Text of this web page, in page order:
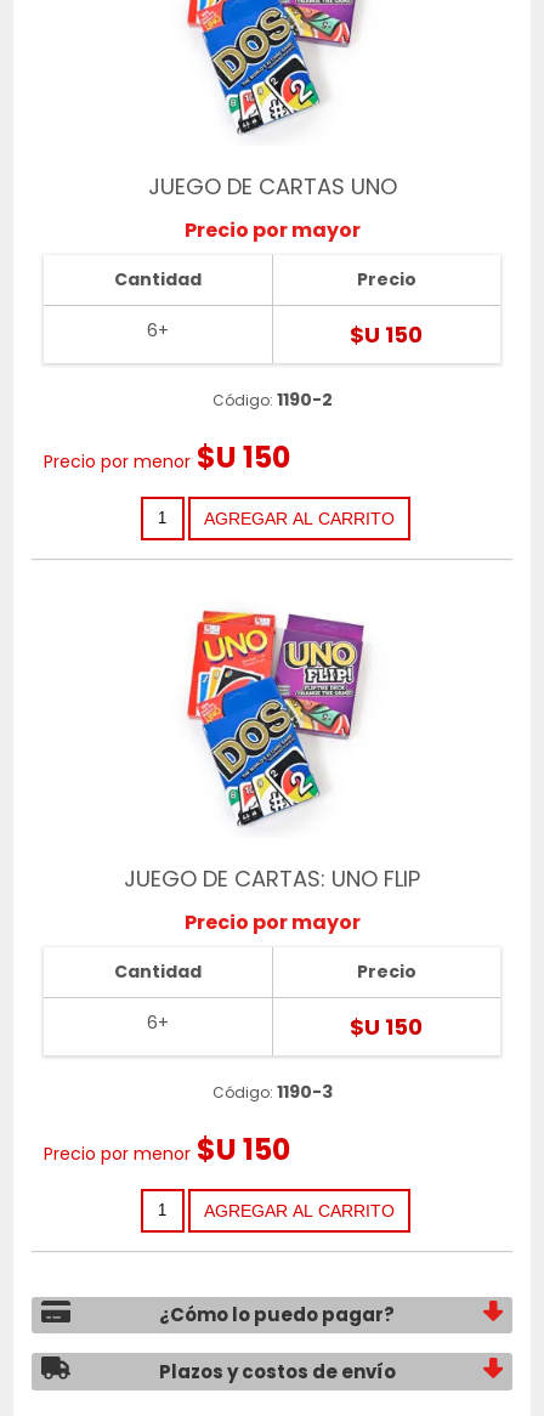
JUEGO DE CARTAS UNO
Precio por mayor
Cantidad
6+
Precio
$U 150
Código: 1190-2
Precio por menor $U 150
JUEGO DE CARTAS: UNO FLIP
Precio por mayor
Cantidad
6+
Precio
$U 150
Código: 1190-3
Precio por menor $U 150
¿Cómo lo puedo pagar?
Plazos y costos de envío